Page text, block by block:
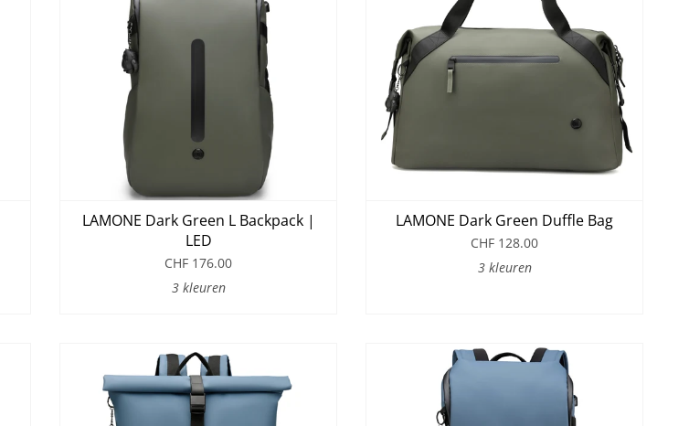
LAMONE Dark Green L Backpack |
LED
CHF 176.00
3 kleuren
LAMONE Dark Green Duffle Bag
CHF 128.00
3 kleuren